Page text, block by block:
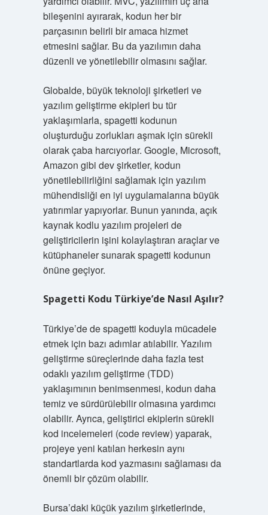
bileşenini ayırarak, kodun her bir
parçasının belirli bir amaca hizmet
etmesini sağlar. Bu da yazılımın daha
düzenli ve yönetilebilir olmasını sağlar.
Globalde, büyük teknoloji şirketleri ve
yazılım geliştirme ekipleri bu tür
yaklaşımlarla, spagetti kodunun
oluşturduğu zorlukları aşmak için sürekli
olarak çaba harcıyorlar. Google, Microsoft,
Amazon gibi dev şirketler, kodun
yönetilebilirliğini sağlamak için yazılım
mühendisliği en iyi uygulamalarına büyük
yatırımlar yapıyorlar. Bunun yanında, açık
kaynak kodlu yazılım projeleri de
geliştiricilerin işini kolaylaştıran araçlar ve
kütüphaneler sunarak spagetti kodunun
önüne geçiyor.
Spagetti Kodu Türkiye’de Nasıl Aşılır?
Türkiye’de de spagetti koduyla mücadele
etmek için bazı adımlar atılabilir. Yazılım
geliştirme süreçlerinde daha fazla test
odaklı yazılım geliştirme (TDD)
yaklaşımının benimsenmesi, kodun daha
temiz ve sürdürülebilir olmasına yardımcı
olabilir. Ayrıca, geliştirici ekiplerin sürekli
kod incelemeleri (code review) yaparak,
projeye yeni katılan herkesin aynı
standartlarda kod yazmasını sağlaması da
önemli bir çözüm olabilir.
Bursa’daki küçük yazılım şirketlerinde,